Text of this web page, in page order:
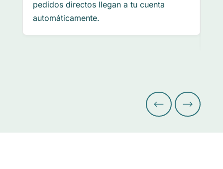
pedidos directos llegan a tu cuenta
automáticamente.